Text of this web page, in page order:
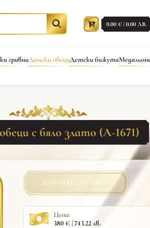
0.00 € | 0.00 ЛВ.
гривниДамски обециДетски бижута
с бяло злато (A-1671)
ПОРЪЧАЙ ОНЛАЙН
Цена:
380 € | 743.22 лв.